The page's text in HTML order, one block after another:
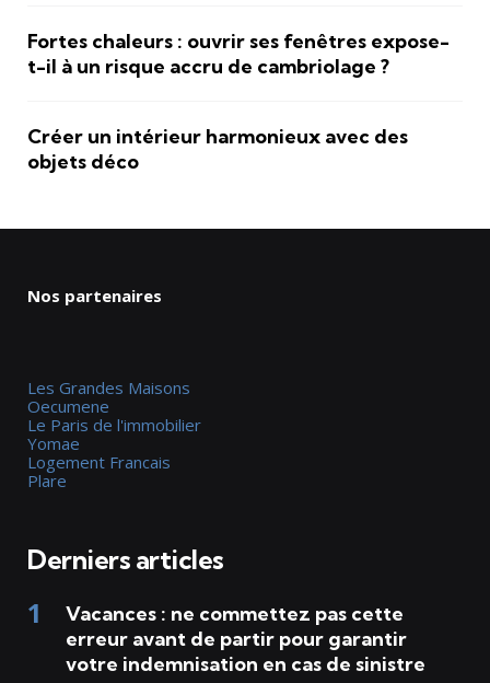
Fortes chaleurs : ouvrir ses fenêtres expose-
t-il à un risque accru de cambriolage ?
Créer un intérieur harmonieux avec des
objets déco
Nos partenaires
Les Grandes Maisons
Oecumene
Le Paris de l'immobilier
Yomae
Logement Francais
Plare
Derniers articles
Vacances : ne commettez pas cette
erreur avant de partir pour garantir
votre indemnisation en cas de sinistre